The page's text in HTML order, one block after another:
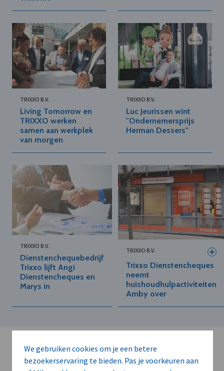
We gebruiken cookies om je een betere
bezoekerservaring te bieden. Pas je voorkeuren aan
TRIXXO B.V.
Living Tomorrow en
TRIXXO werken
samen aan werkplek
van morgen
TRIXXO B.V.
Luc Jeurissen wint
"Ondernemersprijs
Herman Dessers"
TRIXXO B.V.
Dienstenchequebedrijf
Trixxo lijft Angi
Dienstencheques en
Marys in
TRIXXO B.V.
Trixxo Dienstencheques
neemt
huishoudhulpactiviteiten
Amby over